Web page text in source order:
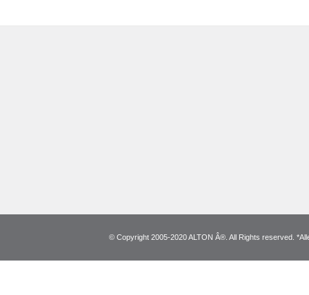
© Copyright 2005-2020 ALTON Â®. All Rights reserved.